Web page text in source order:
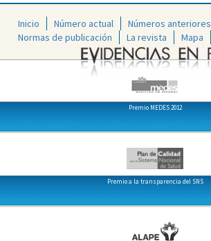
Inicio Número actual
Números anteriores
Normas de publicación
La revista Mapa
Premio MEDES 2012
Premio a la transparencia del SNS